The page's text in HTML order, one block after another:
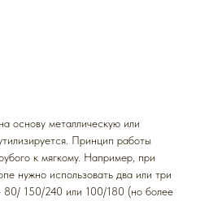
основу металлическую или
Принцип работы
к мягкому. Например, при
нужно использовать два или три
80/ 150/240 или 100/180 (но более